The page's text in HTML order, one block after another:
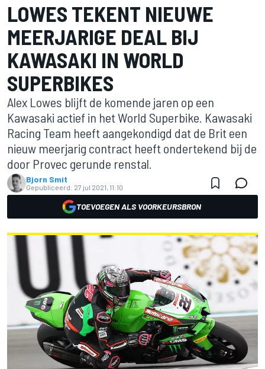
LOWES TEKENT NIEUWE
MEERJARIGE DEAL BIJ
KAWASAKI IN WORLD
SUPERBIKES
Alex Lowes blijft de komende jaren op een
Kawasaki actief in het World Superbike. Kawasaki
Racing Team heeft aangekondigd dat de Brit een
nieuw meerjarig contract heeft ondertekend bij de
door Provec gerunde renstal.
Bjorn Smit
Gepubliceerd: 27 jul 2021, 11:10
TOEVOEGEN ALS VOORKEURSBRON